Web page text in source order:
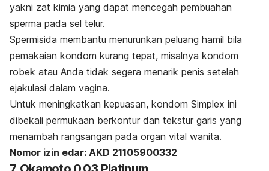
yakni zat kimia yang dapat mencegah pembuahan
sperma pada sel telur.
Spermisida membantu menurunkan peluang hamil bila
pemakaian kondom kurang tepat, misalnya kondom
robek atau Anda tidak segera menarik penis setelah
ejakulasi dalam vagina.
Untuk meningkatkan kepuasan, kondom Simplex ini
dibekali permukaan berkontur dan tekstur garis yang
menambah rangsangan pada organ vital wanita.
Nomor izin edar: AKD 21105900332